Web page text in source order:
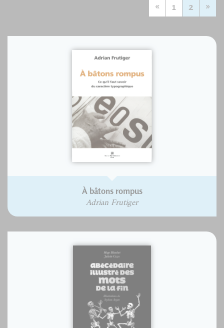
« 1 2 »
À bâtons rompus
Adrian Frutiger